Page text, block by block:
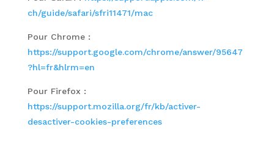
ch/guide/safari/sfri11471/mac
Pour Chrome :
https://support.google.com/chrome/answer/95647
?hl=fr&hlrm=en
Pour Firefox :
https://support.mozilla.org/fr/kb/activer-
desactiver-cookies-preferences